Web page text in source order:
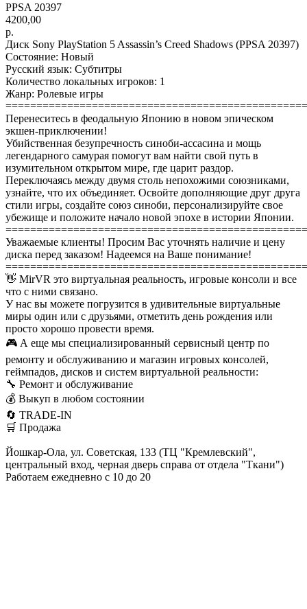
PPSA 20397
4200,00
р.
Диск Sony PlayStation 5 Assassin’s Creed Shadows (PPSA 20397)
Состояние: Новый
Русский язык: Субтитры
Количество локальных игроков: 1
Жанр: Ролевые игры
Перенеситесь в феодальную Японию в новом эпическом
экшен-приключении!
Убийственная безупречность синоби-ассасина и мощь
легендарного самурая помогут вам найти свой путь в
изумительном открытом мире, где царит раздор.
Переключаясь между двумя столь непохожими союзниками,
узнайте, что их объединяет. Освойте дополняющие друг друга
стили игры, создайте союз синоби, персонализируйте свое
убежище и положите начало новой эпохе в истории Японии.
Уважаемые клиенты! Просим Вас уточнять наличие и цену
диска перед заказом! Надеемся на Ваше понимание!
👋 MirVR это виртуальная реальность, игровые консоли и все
что с ними связано.
У нас вы можете погрузится в удивительные виртуальные
миры один или с друзьями, отметить день рождения или
просто хорошо провести время.
🎮 А еще мы специализированный сервисный центр по
ремонту и обслуживанию и магазин игровых консолей,
геймпадов, дисков и систем виртуальной реальности:
🔧 Ремонт и обслуживание
💰 Выкуп в любом состоянии
🔄 TRADE-IN
🛒 Продажа
Йошкар-Ола, ул. Советская, 133 (ТЦ "Кремлевский",
центральный вход, черная дверь справа от отдела "Ткани")
Работаем ежедневно с 10 до 20